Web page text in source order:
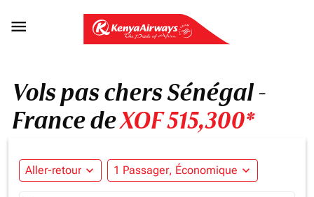

Vols pas chers Sénégal -
France deXOF 515,300*
Aller-retour expand_more 1 Passager, Économique expand_more